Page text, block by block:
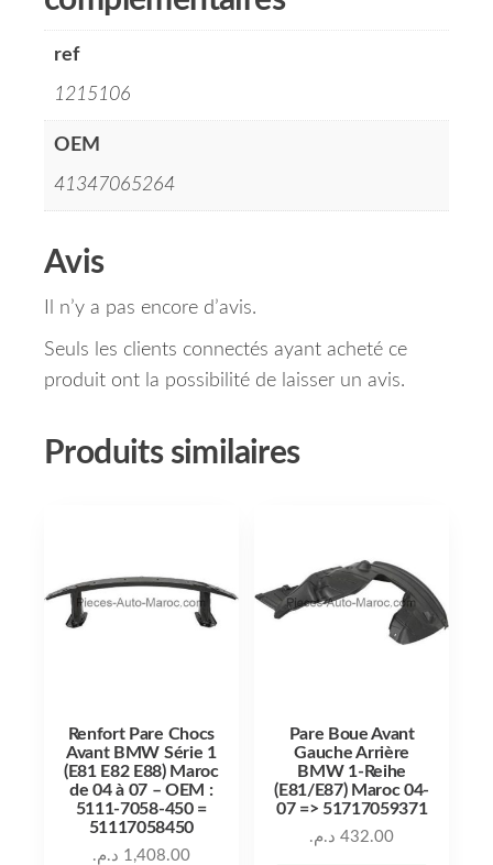
ref
1215106
OEM
41347065264
Avis
Il n’y a pas encore d’avis.
Seuls les clients connectés ayant acheté ce
produit ont la possibilité de laisser un avis.
Produits similaires
Renfort Pare Chocs
Avant BMW Série 1
(E81 E82 E88) Maroc
de 04 à 07 – OEM :
5111-7058-450 =
51117058450
1,408.00 د.م.
Pare Boue Avant
Gauche Arrière
BMW 1-Reihe
(E81/E87) Maroc 04-
07 => 51717059371
432.00 د.م.